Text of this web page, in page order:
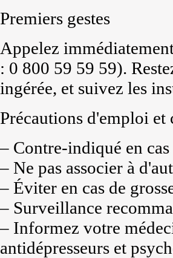
Premiers gestes
Appelez
: 0 800 59 59 59).
ingérée, et suivez les
Précautions d'emploi
– Contre-indiqué en
– Ne pas associer à
– Éviter en cas de
– Surveillance
– Informez votre
antidépresseurs et